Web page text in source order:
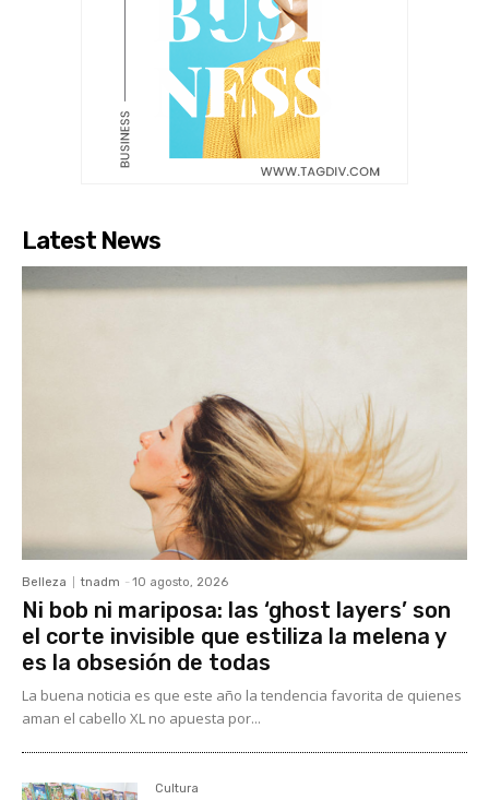
Latest News
Belleza tnadm - 10 agosto, 2026
Ni bob ni mariposa: las ‘ghost layers’ son
el corte invisible que estiliza la melena y
es la obsesión de todas
La buena noticia es que este año la tendencia favorita de quienes
aman el cabello XL no apuesta por...
Cultura